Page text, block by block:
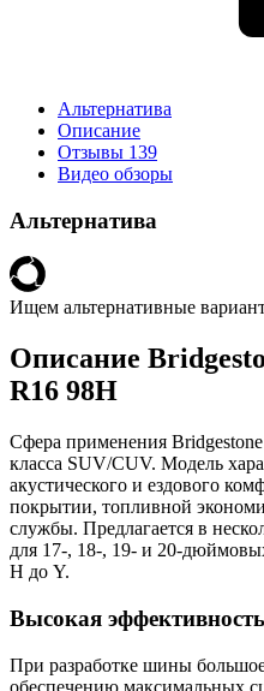
Альтернатива
Описание
Отзывы 139
Видео обзоры
Альтернатива
Ищем альтернативные
Описание
R16 98H
Сфера применения
класса SUV/CUV. Модель
акустического и ездового
покрытии, топливной
службы. Предлагается в
для 17-, 18-, 19- и 20-
H до Y.
Высокая
При разработке шины
обеспечению максимальных